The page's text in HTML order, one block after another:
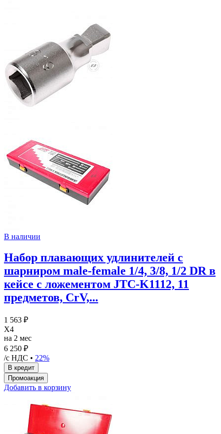
В наличии
Набор плавающих удлинителей с
шарниром male-female 1/4, 3/8, 1/2 DR в
кейсе с ложементом JTC-K1112, 11
предметов, CrV,...
1 563 ₽
X4
на 2 мес
6 250 ₽
/с НДС • 22%
Добавить в корзину